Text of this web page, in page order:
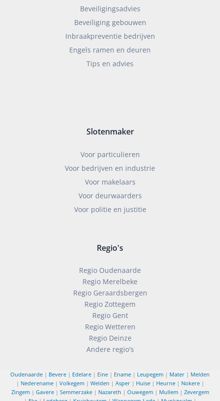
Beveiligingsadvies
Beveiliging gebouwen
Inbraakpreventie bedrijven
Engels ramen en deuren
Tips en advies
Slotenmaker
Voor particulieren
Voor bedrijven en industrie
Voor makelaars
Voor deurwaarders
Voor politie en justitie
Regio's
Regio Oudenaarde
Regio Merelbeke
Regio Geraardsbergen
Regio Zottegem
Regio Gent
Regio Wetteren
Regio Deinze
Andere regio's
Oudenaarde | Bevere | Edelare | Eine | Ename | Leupegem | Mater | Melden
| Nederename| Volkegem| Welden | Asper| Huise| Heurne| Nokere|
Zingem| Gavere| Semmerzake| Nazareth | Ouwegem| Mullem| Zevergem